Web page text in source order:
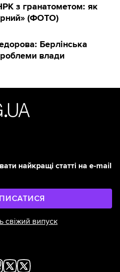
з гранатометом: як
(ФОТО)
Берлінська
влади
найкращі статті на e-mail
свіжий випуск